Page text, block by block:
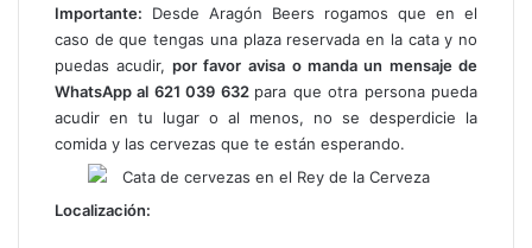
Importante: Desde Aragón Beers rogamos que en el
caso de que tengas una plaza reservada en la cata y no
puedas acudir, por favor avisa o manda un mensaje de
WhatsApp al 621 039 632 para que otra persona pueda
acudir en tu lugar o al menos, no se desperdicie la
comida y las cervezas que te están esperando.
Localización: